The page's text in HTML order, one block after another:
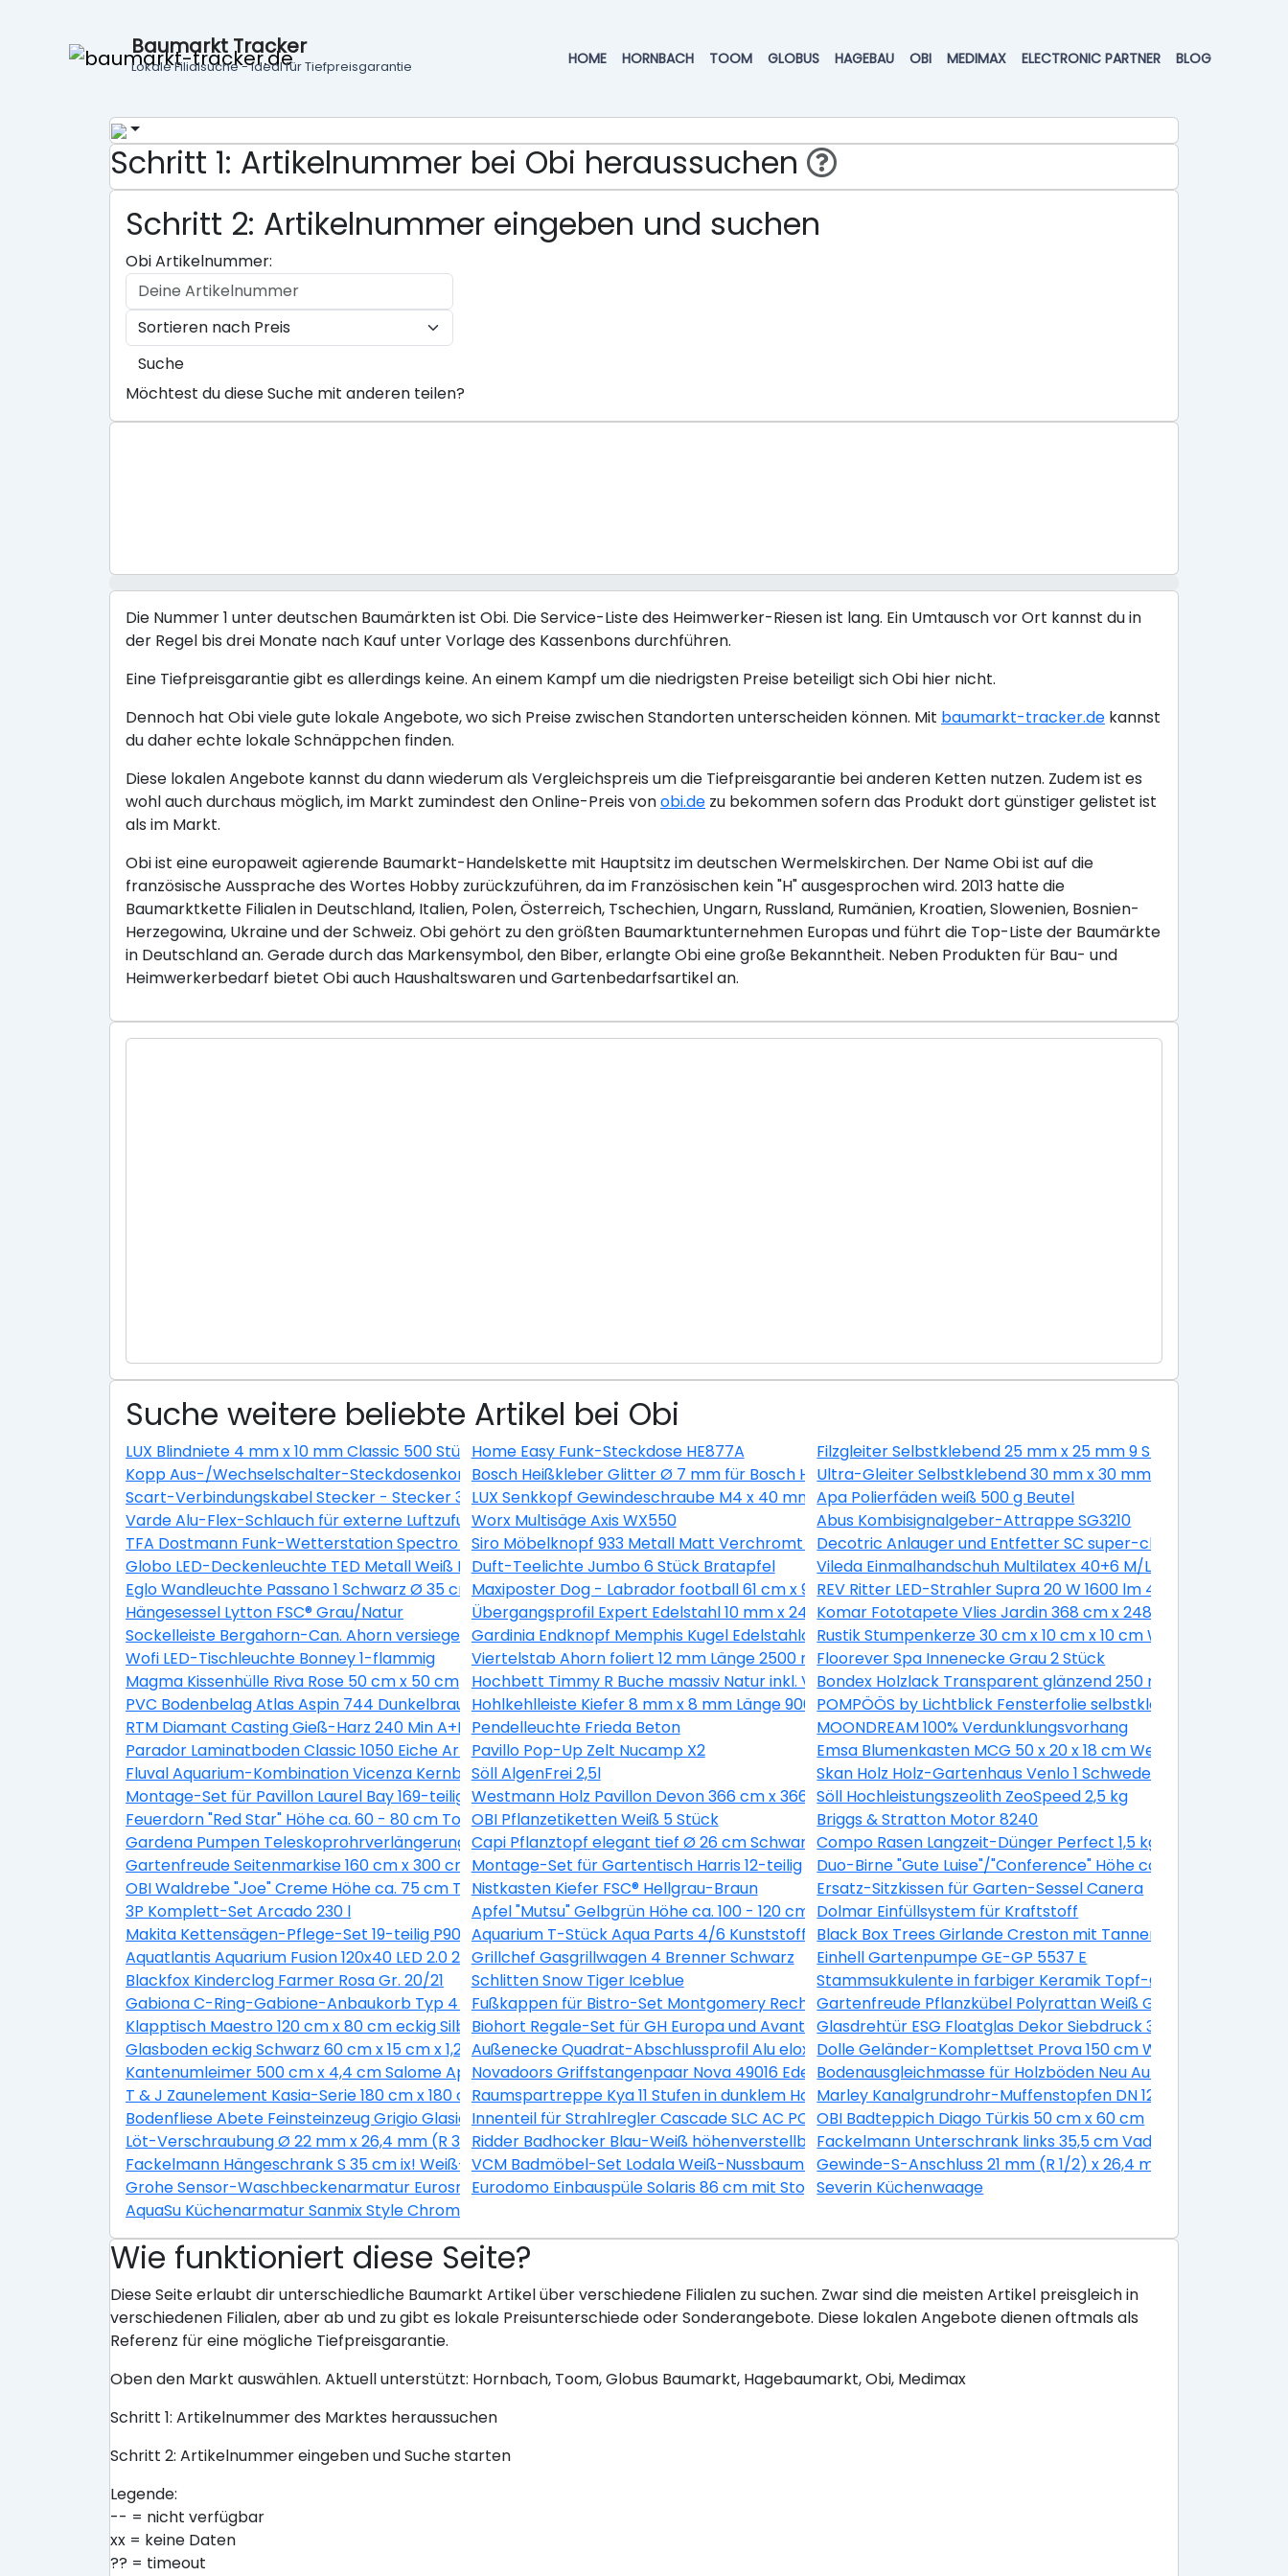
Baumarkt Tracker
Lokale Filialsuche - ideal für Tiefpreisgarantie HOME HORNBACH TOOM GLOBUS HAGEBAU OBI MEDIMAX ELECTRONIC PARTNER BLOG
Schritt 1: Artikelnummer bei Obi heraussuchen
Schritt 2: Artikelnummer eingeben und suchen
Obi Artikelnummer:
Suche
Möchtest du diese Suche mit anderen teilen?
Die Nummer 1 unter deutschen Baumärkten ist Obi. Die Service-Liste des Heimwerker-Riesen ist lang. Ein Umtausch vor Ort kannst du in
der Regel bis drei Monate nach Kauf unter Vorlage des Kassenbons durchführen.
Eine Tiefpreisgarantie gibt es allerdings keine. An einem Kampf um die niedrigsten Preise beteiligt sich Obi hier nicht.
Dennoch hat Obi viele gute lokale Angebote, wo sich Preise zwischen Standorten unterscheiden können. Mit baumarkt-tracker.de kannst
du daher echte lokale Schnäppchen finden.
Diese lokalen Angebote kannst du dann wiederum als Vergleichspreis um die Tiefpreisgarantie bei anderen Ketten nutzen. Zudem ist es
wohl auch durchaus möglich, im Markt zumindest den Online-Preis vonobi.de zu bekommen sofern das Produkt dort günstiger gelistet ist
als im Markt.
Obi ist eine europaweit agierende Baumarkt-Handelskette mit Hauptsitz im deutschen Wermelskirchen. Der Name Obi ist auf die
französische Aussprache des Wortes Hobby zurückzuführen, da im Französischen kein "H" ausgesprochen wird. 2013 hatte die
Baumarktkette Filialen in Deutschland, Italien, Polen, Österreich, Tschechien, Ungarn, Russland, Rumänien, Kroatien, Slowenien, Bosnien-
Herzegowina, Ukraine und der Schweiz. Obi gehört zu den größten Baumarktunternehmen Europas und führt die Top-Liste der Baumärkte
in Deutschland an. Gerade durch das Markensymbol, den Biber, erlangte Obi eine große Bekanntheit. Neben Produkten für Bau- und
Heimwerkerbedarf bietet Obi auch Haushaltswaren und Gartenbedarfsartikel an.
Suche weitere beliebte Artikel bei Obi
LUX Blindniete 4 mm x 10 mm Classic 500 StückHome Easy Funk-Steckdose HE877A
Filzgleiter Selbstklebend 25 mm x 25 mm 9 Stück Weiß
Kopp Aus-/Wechselschalter-Steckdosenkombination Nautic Senkrecht Anthrazit
Bosch Heißkleber Glitter Ø 7 mm für Bosch Heißklebestift GlueyUltra-Gleiter Selbstklebend 30 mm x 30 mm 4 Stück
Scart-Verbindungskabel Stecker - Stecker 3 m SchwarzLUX Senkkopf Gewindeschraube M4 x 40 mm Verzinkt Schlitz 8 Stück mit Muttern
Apa Polierfäden weiß 500 g Beutel
Varde Alu-Flex-Schlauch für externe Luftzufuhr Länge 200-250 cm, Ø80 mm
Worx Multisäge Axis WX550
Abus Kombisignalgeber-Attrappe SG3210
TFA Dostmann Funk-Wetterstation Spectro SilberSiro Möbelknopf 933 Metall Matt Verchromt Ø 15 mmDecotric Anlauger und Entfetter SC super-clean 500 g
Globo LED-Deckenleuchte TED Metall Weiß EEK: A+Duft-Teelichte Jumbo 6 Stück Bratapfel
Vileda Einmalhandschuh Multilatex 40+6 M/L
Eglo Wandleuchte Passano 1 Schwarz Ø 35 cmMaxiposter Dog - Labrador football 61 cm x 91,5 cmREV Ritter LED-Strahler Supra 20 W 1600 lm 4000 K IP65
Hängesessel Lytton FSC® Grau/Natur
Übergangsprofil Expert Edelstahl 10 mm x 24 mm Länge 900 mmKomar Fototapete Vlies Jardin 368 cm x 248 cm
Sockelleiste Bergahorn-Can. Ahorn versiegelt 39 mm x 19 mm x Länge 2500 mm
Gardinia Endknopf Memphis Kugel Edelstahloptik 2-er PackRustik Stumpenkerze 30 cm x 10 cm x 10 cm Weiß
Wofi LED-Tischleuchte Bonney 1-flammig
Viertelstab Ahorn foliert 12 mm Länge 2500 mmFloorever Spa Innenecke Grau 2 Stück
Magma Kissenhülle Riva Rose 50 cm x 50 cm
Hochbett Timmy R Buche massiv Natur inkl. Vorhang Hellblau-Dunkelblau
Bondex Holzlack Transparent glänzend 250 ml
PVC Bodenbelag Atlas Aspin 744 Dunkelbraun 200 cm breitHohlkehlleiste Kiefer 8 mm x 8 mm Länge 900 mmPOMPÖÖS by Lichtblick Fensterfolie selbstklebend
RTM Diamant Casting Gieß-Harz 240 Min A+B 0,5 kgPendelleuchte Frieda Beton
MOONDREAM 100% Verdunklungsvorhang
Parador Laminatboden Classic 1050 Eiche Artdéco Landhausdiele V-Fuge
Pavillo Pop-Up Zelt Nucamp X2
Emsa Blumenkasten MCG 50 x 20 x 18 cm Weiß
Fluval Aquarium-Kombination Vicenza Kernbuche 260 l
Söll AlgenFrei 2,5l
Skan Holz Holz-Gartenhaus Venlo 1 Schwedenrot B x T 250
Montage-Set für Pavillon Laurel Bay 169-teilig Westmann Holz Pavillon Devon 366 cm x 366 cmSöll Hochleistungszeolith ZeoSpeed 2,5 kg
Feuerdorn "Red Star" Höhe ca. 60 - 80 cm Topf ca. 2 l Pyracantha
OBI Pflanzetiketten Weiß 5 Stück
Briggs & Stratton Motor 8240
Gardena Pumpen Teleskoprohrverlängerung Capi Pflanztopf elegant tief Ø 26 cm Schwarz Compo Rasen Langzeit-Dünger Perfect 1,5 kg
Gartenfreude Seitenmarkise 160 cm x 300 cm AnthrazitMontage-Set für Gartentisch Harris 12-teilig
Duo-Birne "Gute Luise"/"Conference" Höhe ca. 120 - 140 cm
OBI Waldrebe "Joe" Creme Höhe ca. 75 cm Topf ca. 2,25 l Clematis
Nistkasten Kiefer FSC® Hellgrau-Braun
Ersatz-Sitzkissen für Garten-Sessel Canera
3P Komplett-Set Arcado 230 l
Apfel "Mutsu" Gelbgrün Höhe ca. 100 - 120 cm Topf ca. 7,5 l Malus domestica
Dolmar Einfüllsystem für Kraftstoff
Makita Kettensägen-Pflege-Set 19-teilig P90211Aquarium T-Stück Aqua Parts 4/6 Kunststoff 2 StückBlack Box Trees Girlande Creston mit Tannenzapfen und
Aquatlantis Aquarium Fusion 120x40 LED 2.0 224 l Esche-WeißGrillchef Gasgrillwagen 4 Brenner Schwarz
Einhell Gartenpumpe GE-GP 5537 E
Blackfox Kinderclog Farmer Rosa Gr. 20/21
Schlitten Snow Tiger Iceblue
Stammsukkulente in farbiger Keramik Topf-Ø ca. 13 cm
Gabiona C-Ring-Gabione-Anbaukorb Typ 4 60 x 100 x 40 cm Maschenw 5 x 10 cm
Fußkappen für Bistro-Set Montgomery Rechteckig 2 StückGartenfreude Pflanzkübel Polyrattan Weiß Größe XL 3er-Set
Klapptisch Maestro 120 cm x 80 cm eckig Silber-MontpellierBiohort Regale-Set für GH Europa und AvantGarde verzinktGlasdrehtür ESG Floatglas Dekor Siebdruck 36/31 DIN Links
Glasboden eckig Schwarz 60 cm x 15 cm x 1,2 cmAußenecke Quadrat-Abschlussprofil Alu eloxiert Silber glänzend 10 mmDolle Geländer-Komplettset Prova 150 cm Wandmontage
Kantenumleimer 500 cm x 4,4 cm Salome Apricot (SL723 C)Novadoors Griffstangenpaar Nova 49016 EdelstahloptikBodenausgleichmasse für Holzböden Neu Auf Alt 20 kg
T & J Zaunelement Kasia-Serie 180 cm x 180 cm GraulasiertRaumspartreppe Kya 11 Stufen in dunklem Holz inkl. Geländer in GrauMarley Kanalgrundrohr-Muffenstopfen DN 125
Bodenfliese Abete Feinsteinzeug Grigio Glasiert 30 cm x 60 cmInnenteil für Strahlregler Cascade SLC AC PCA M22 / M24 Kunststoff 2 Stück
OBI Badteppich Diago Türkis 50 cm x 60 cm
Löt-Verschraubung Ø 22 mm x 26,4 mm (R 3/4) RotgussRidder Badhocker Blau-Weiß höhenverstellbar rotierendFackelmann Unterschrank links 35,5 cm Vadea Pinie-Weiß
Fackelmann Hängeschrank S 35 cm ix! Weiß-EscheVCM Badmöbel-Set Lodala Weiß-Nussbaum 5-teiligGewinde-S-Anschluss 21 mm (R 1/2) x 26,4 mm (R 3/4) mit
Grohe Sensor-Waschbeckenarmatur Eurosmart CE ChromEurodomo Einbauspüle Solaris 86 cm mit Stopfenventil Edelstahl Glatt
Severin Küchenwaage
AquaSu Küchenarmatur Sanmix Style Chrom-Schwarz
Wie funktioniert diese Seite?
Diese Seite erlaubt dir unterschiedliche Baumarkt Artikel über verschiedene Filialen zu suchen. Zwar sind die meisten Artikel preisgleich in
verschiedenen Filialen, aber ab und zu gibt es lokale Preisunterschiede oder Sonderangebote. Diese lokalen Angebote dienen oftmals als
Referenz für eine mögliche Tiefpreisgarantie.
Oben den Markt auswählen. Aktuell unterstützt: Hornbach, Toom, Globus Baumarkt, Hagebaumarkt, Obi, Medimax
Schritt 1: Artikelnummer des Marktes heraussuchen
Schritt 2: Artikelnummer eingeben und Suche starten
Legende:
-- = nicht verfügbar
xx = keine Daten
?? = timeout